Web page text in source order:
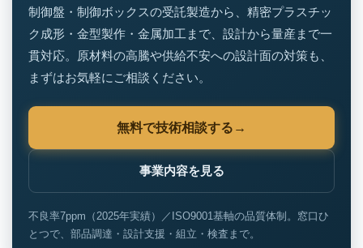
制御盤・制御ボックスの受託製造から、精密プラスチッ
ク成形・金型製作・金属加工まで、設計から量産まで一
貫対応。原材料の高騰や供給不安への設計面の対策も、
まずはお気軽にご相談ください。
無料で技術相談する
事業内容を見る
不良率7ppm（2025年実績）／ISO9001基軸の品質体制。窓口ひ
とつで、部品調達・設計支援・組立・検査まで。